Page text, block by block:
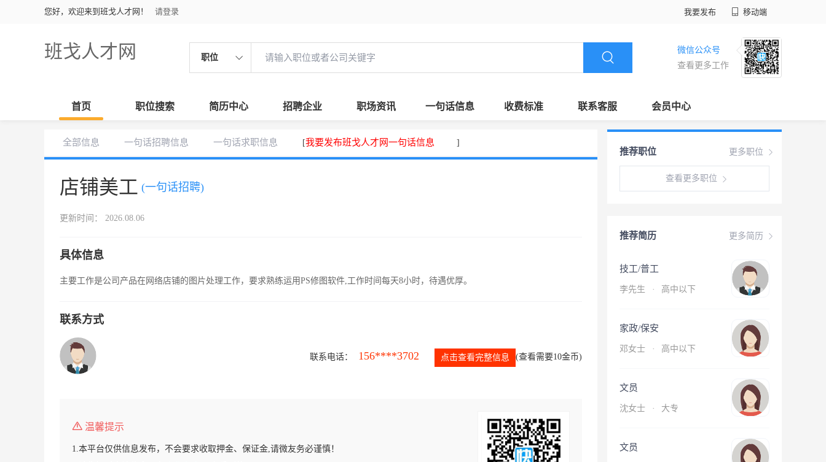
您好，欢迎来到班戈人才网！ 请登录 我要发布 移动端
班戈人才网 职位
微信公众号
查看更多工作
首页 职位搜索 简历中心 招聘企业 职场资讯 一句话信息 收费标准 联系客服 会员中心
全部信息 一句话招聘信息 一句话求职信息 [我要发布班戈人才网一句话信息 ]
店铺美工 (一句话招聘)
更新时间： 2026.08.06
具体信息
主要工作是公司产品在网络店铺的图片处理工作，要求熟练运用PS修图软件,工作时间每天8小时，待遇优厚。
联系方式
联系电话： 156****3702 点击查看完整信息 (查看需要10金币)
温馨提示
1.本平台仅供信息发布，不会要求收取押金、保证金,请微友务必谨慎！
更多职位
推荐职位
查看更多职位
更多简历
推荐简历
技工/普工
李先生 · 高中以下
家政/保安
邓女士 · 高中以下
文员
沈女士 · 大专
文员